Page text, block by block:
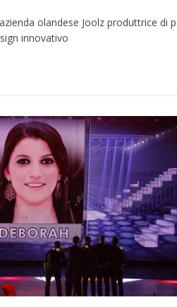
olandese Joolz produttrice di
innovativo